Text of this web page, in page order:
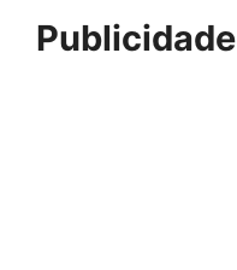
Publicidade